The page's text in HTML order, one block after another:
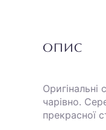
ОПИС
чарівно.
прекрасної